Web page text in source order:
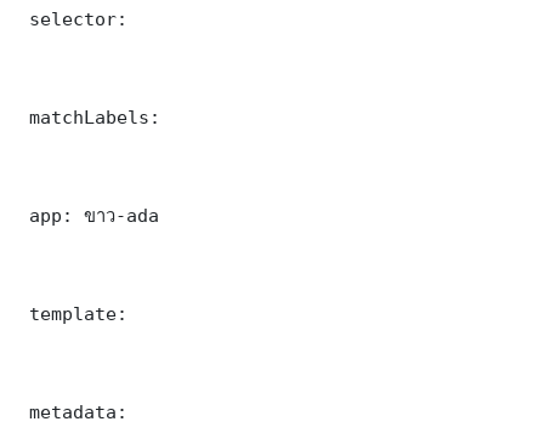
selector:
matchLabels:
app: ขาว-ada
template:
metadata: